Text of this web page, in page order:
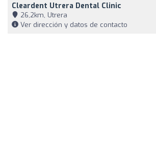
Cleardent Utrera Dental Clinic
26,2km, Utrera
Ver dirección y datos de contacto